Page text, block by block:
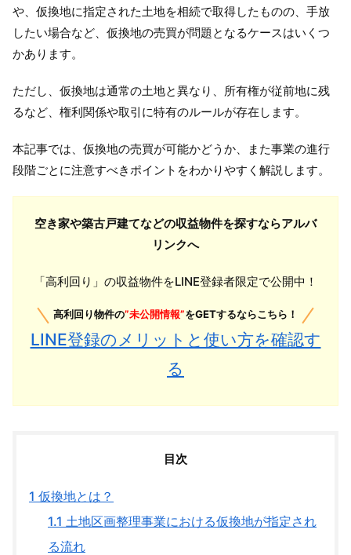
や、仮換地に指定された土地を相続で取得したものの、手放
したい場合など、仮換地の売買が問題となるケースはいくつ
かあります。
ただし、仮換地は通常の土地と異なり、所有権が従前地に残
るなど、権利関係や取引に特有のルールが存在します。
本記事では、仮換地の売買が可能かどうか、また事業の進行
段階ごとに注意すべきポイントをわかりやすく解説します。
空き家や築古戸建てなどの収益物件を探すならアルバ
リンクへ
「高利回り」の収益物件をLINE登録者限定で公開中！
高利回り物件の”未公開情報”をGETするならこちら！
LINE登録のメリットと使い方を確認す
る
目次
1 仮換地とは？
1.1 土地区画整理事業における仮換地が指定され
る流れ